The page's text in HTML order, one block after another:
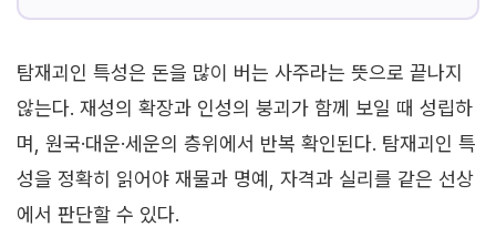
탐재괴인 특성은 돈을 많이 버는 사주라는 뜻으로 끝나지
않는다. 재성의 확장과 인성의 붕괴가 함께 보일 때 성립하
며, 원국·대운·세운의 층위에서 반복 확인된다. 탐재괴인 특
성을 정확히 읽어야 재물과 명예, 자격과 실리를 같은 선상
에서 판단할 수 있다.